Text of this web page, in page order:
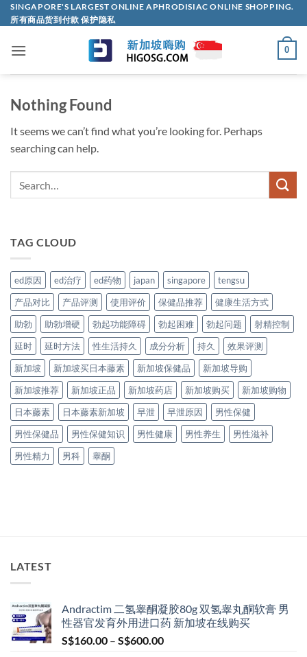
Skip
to
SINGAPORE'S LARGEST ONLINE APHRODISIAC ONLINE SHOPPING.
所有商品货到付款 保护隐私
0
Nothing Found
It seems we can’t find what you’re looking for. Perhaps
searching can help.
TAG CLOUD
ed原因 ed治疗 ed药物 japan singapore
tengsu
产品对比
产品评测 使用评价 保健品推荐
健康生活方式
助勃
助勃增硬 勃起功能障碍 勃起困难 勃起问题
射精控制
延时
延时方法 性生活持久 成分分析 持久
效果评测
新加坡
新加坡买日本藤素 新加坡保健品
新加坡导购
新加坡推荐
新加坡正品 新加坡药店 新加坡购买
新加坡购物
日本藤素
日本藤素新加坡 早泄 早泄原因
男性保健
男性保健品
男性保健知识 男性健康 男性养生
男性滋补
男性精力
男科 睾酮
LATEST
Andractim 二氢睾酮凝胶80g 双氢睾丸酮软膏 男
性器官发育外用进口药 新加坡在线购买
S$160.00 – S$600.00Price